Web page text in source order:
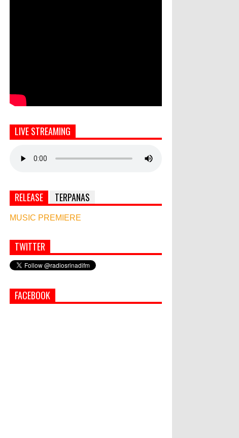
LIVE STREAMING
RELEASE TERPANAS
MUSIC PREMIERE
Simbol Persahabatan, RI Bangun Islamic Centre
di Afghanistan
PASAR MURAH
TWITTER
FACEBOOK